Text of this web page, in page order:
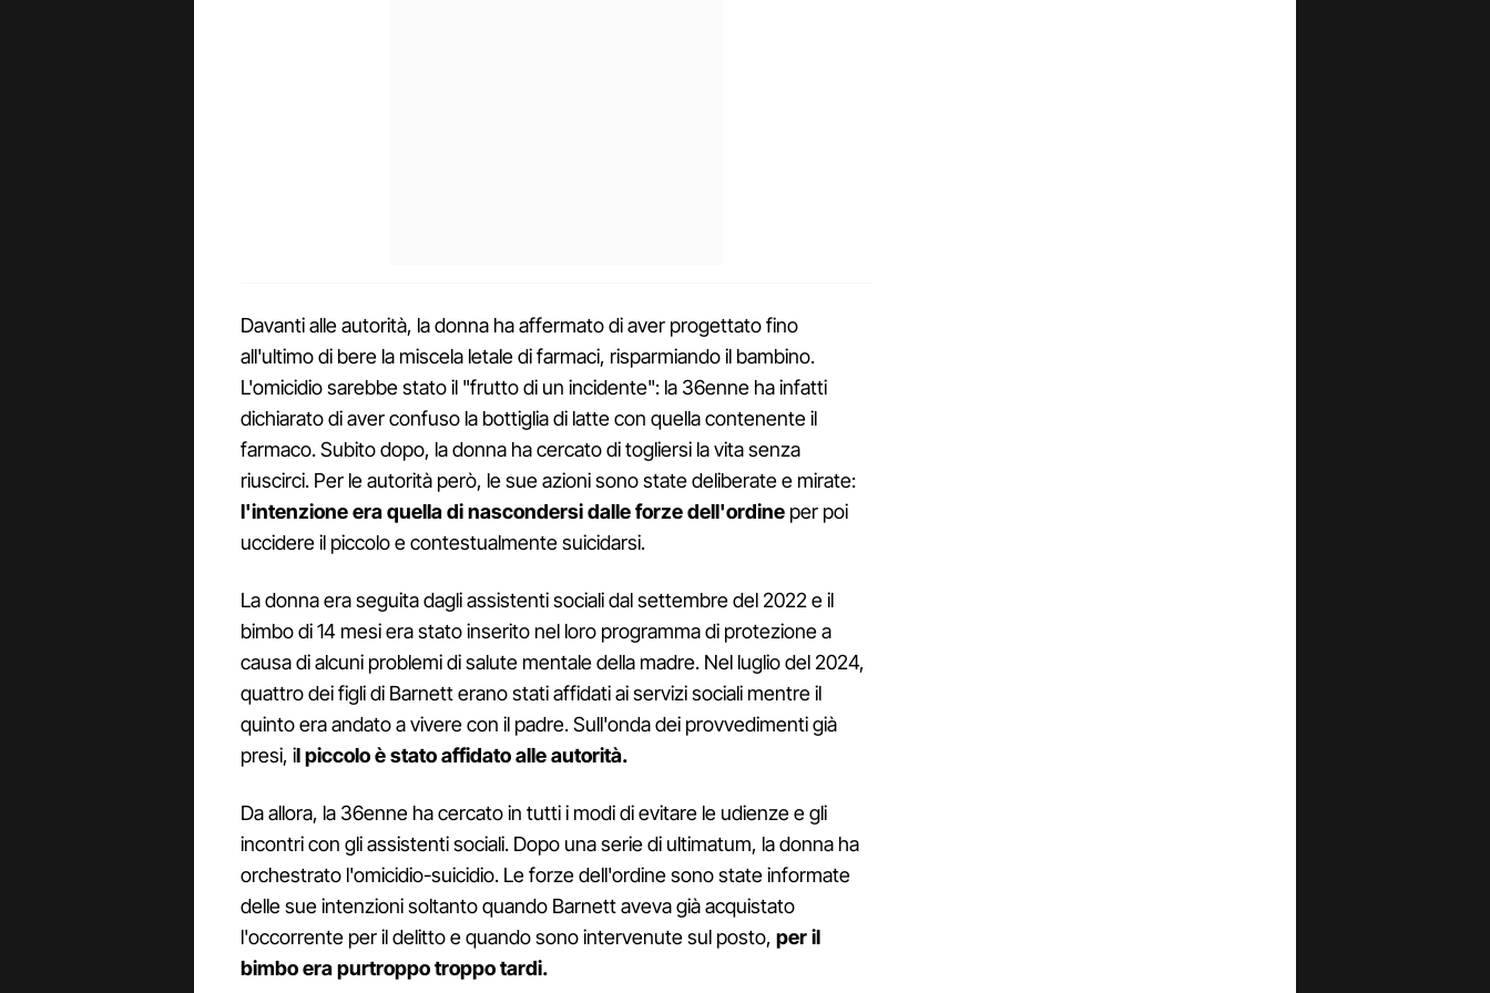
Davanti alle autorità, la donna ha affermato di aver progettato fino
all'ultimo di bere la miscela letale di farmaci, risparmiando il bambino.
L'omicidio sarebbe stato il "frutto di un incidente": la 36enne ha infatti
dichiarato di aver confuso la bottiglia di latte con quella contenente il
farmaco. Subito dopo, la donna ha cercato di togliersi la vita senza
riuscirci. Per le autorità però, le sue azioni sono state deliberate e mirate:
l'intenzione era quella di nascondersi dalle forze dell'ordine per poi
uccidere il piccolo e contestualmente suicidarsi.
La donna era seguita dagli assistenti sociali dal settembre del 2022 e il
bimbo di 14 mesi era stato inserito nel loro programma di protezione a
causa di alcuni problemi di salute mentale della madre. Nel luglio del 2024,
quattro dei figli di Barnett erano stati affidati ai servizi sociali mentre il
quinto era andato a vivere con il padre. Sull'onda dei provvedimenti già
presi, il piccolo è stato affidato alle autorità.
Da allora, la 36enne ha cercato in tutti i modi di evitare le udienze e gli
incontri con gli assistenti sociali. Dopo una serie di ultimatum, la donna ha
orchestrato l'omicidio-suicidio. Le forze dell'ordine sono state informate
delle sue intenzioni soltanto quando Barnett aveva già acquistato
l'occorrente per il delitto e quando sono intervenute sul posto, per il
bimbo era purtroppo troppo tardi.